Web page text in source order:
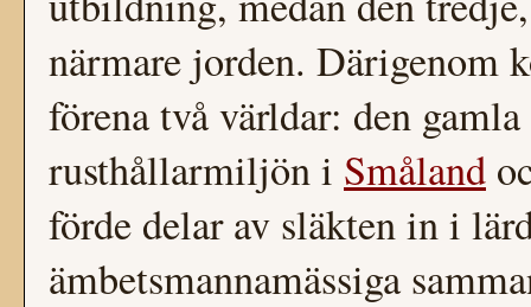
närmare jorden. Därigenom
förena två världar: den
rusthållarmiljön i Småland
förde delar av släkten in i
ämbetsmannamässiga